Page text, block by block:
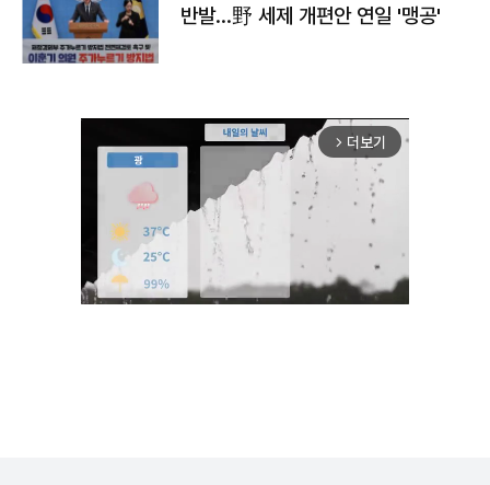
반발…野 세제 개편안 연일 '맹공'
arrow_forward_ios 더보기